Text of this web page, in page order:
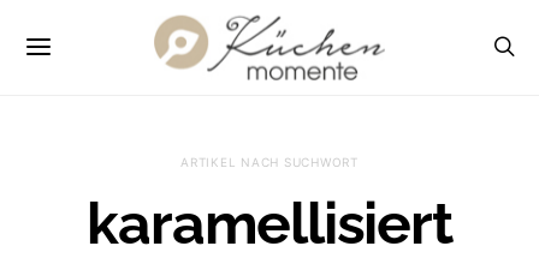
ARTIKEL NACH SUCHWORT
karamellisiert